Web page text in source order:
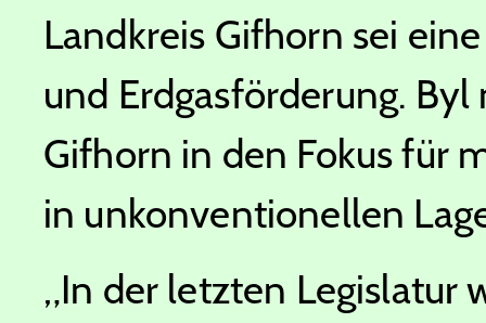
Landkreis Gifhorn sei
und Erdgasförderung. Byl
Gifhorn in den Fokus für
in unkonventionellen
„In der letzten Legislatur